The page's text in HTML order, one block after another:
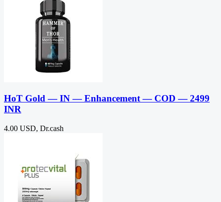
HoT Gold — IN — Enhancement — COD — 2499
INR
4.00 USD, Dr.cash